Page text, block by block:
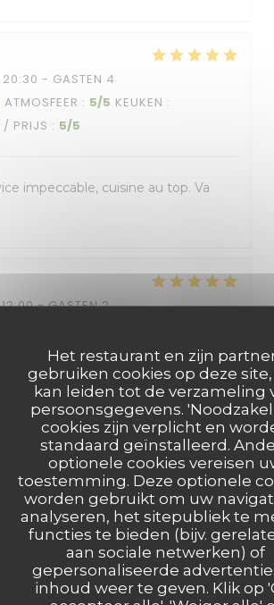
Het restaurant en zijn
gebruiken cookies op deze
kan leiden tot de verzameling
persoonsgegevens.
cookies zijn verplicht en
standaard geïnstalleerd.
optionele cookies vereisen
toestemming. Deze optionele
worden gebruikt om uw
analyseren, het sitepubliek te
functies te bieden (bijv.
aan sociale netwerken) of
gepersonaliseerde
inhoud weer te geven. Klik op
- GASTEN 4
ATMOSFEER : 5/5 KEUKEN :
/ PRIJS : 5/5
impeccable, cuisine au top. Va
- GASTEN 2
PRIJS : 5/5
12:00 - GASTEN 2
ATMOSFEER: 4/5 KEUKEN:
PRIJS 5/5